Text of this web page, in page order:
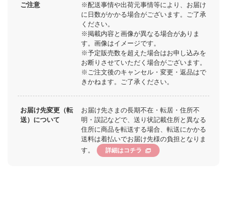
ご注意
※配送事情や出荷元事情等により、お届け
に日数がかかる場合がございます。ご了承
ください。
※掲載内容と画像が異なる場合がありま
す。画像はイメージです。
※予定販売数を超えた場合はお申し込みを
お断りさせていただく場合がございます。
※ご注文後のキャンセル・変更・返品はで
きかねます。ご了承ください。
お届け先変更（転
送）について
お届け先さまの長期不在・転居・住所不
明・誤記などで、送り状記載住所と異なる
住所に商品を転送する場合、転送にかかる
送料は着払いでお届け先様の負担となりま
す。
詳細はコチラ